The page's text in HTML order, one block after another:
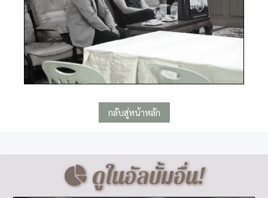
กลับสู่หน้าหลัก
ดูในอัลบั้มอื่น!